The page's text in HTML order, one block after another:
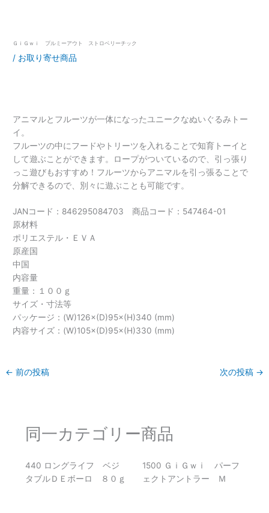
ＧｉＧｗｉ プルミーアウト ストロベリーチック
/ お取り寄せ商品
アニマルとフルーツが一体になったユニークなぬいぐるみトー
イ。
フルーツの中にフードやトリーツを入れることで知育トーイと
して遊ぶことができます。ロープがついているので、引っ張り
っこ遊びもおすすめ！フルーツからアニマルを引っ張ることで
分解できるので、別々に遊ぶことも可能です。
JANコード：846295084703 商品コード：547464-01
原材料
ポリエステル・ＥＶＡ
原産国
中国
内容量
重量：１００ｇ
サイズ・寸法等
パッケージ：(W)126×(D)95×(H)340 (mm)
内容サイズ：(W)105×(D)95×(H)330 (mm)
← 前の投稿 次の投稿 →
同一カテゴリー商品
440 ロングライフ ベジ
タブルＤＥボーロ ８０ｇ
1500 ＧｉＧｗｉ パーフ
ェクトアントラー Ｍ